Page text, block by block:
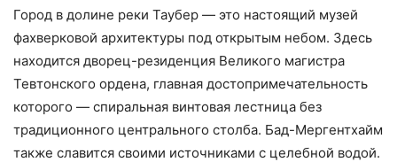
Город в долине реки Таубер — это настоящий музей
фахверковой архитектуры под открытым небом. Здесь
находится дворец-резиденция Великого магистра
Тевтонского ордена, главная достопримечательность
которого — спиральная винтовая лестница без
традиционного центрального столба. Бад-Мергентхайм
также славится своими источниками с целебной водой.